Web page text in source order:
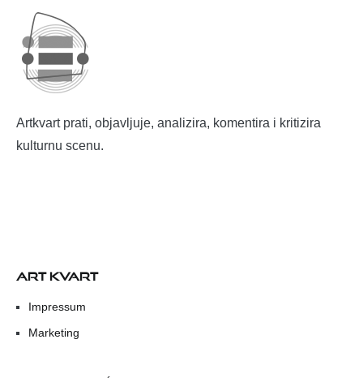
Artkvart prati, objavljuje, analizira, komentira i kritizira
kulturnu scenu.
ART KVART
Impressum
Marketing